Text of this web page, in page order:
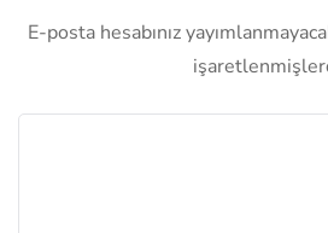
E-posta hesabınız